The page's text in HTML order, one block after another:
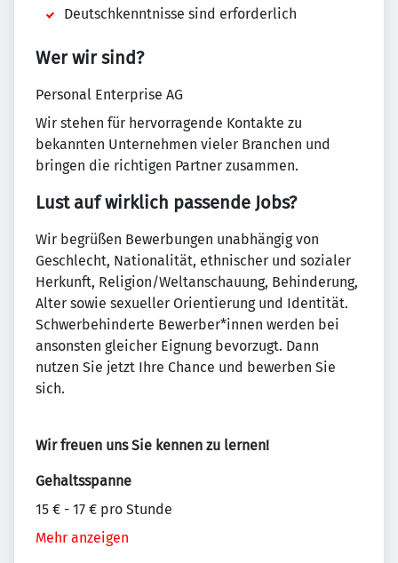
Deutschkenntnisse sind erforderlich
Wer wir sind?
Personal Enterprise AG
Wir stehen für hervorragende Kontakte zu
bekannten Unternehmen vieler Branchen und
bringen die richtigen Partner zusammen.
Lust auf wirklich passende Jobs?
Wir begrüßen Bewerbungen unabhängig von
Geschlecht, Nationalität, ethnischer und sozialer
Herkunft, Religion/Weltanschauung, Behinderung,
Alter sowie sexueller Orientierung und Identität.
Schwerbehinderte Bewerber*innen werden bei
ansonsten gleicher Eignung bevorzugt. Dann
nutzen Sie jetzt Ihre Chance und bewerben Sie
sich.
Wir freuen uns Sie kennen zu lernen!
Gehaltsspanne
15 € - 17 € pro Stunde
Mehr anzeigen